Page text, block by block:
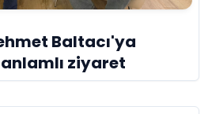
Baltacı'ya
ziyaret